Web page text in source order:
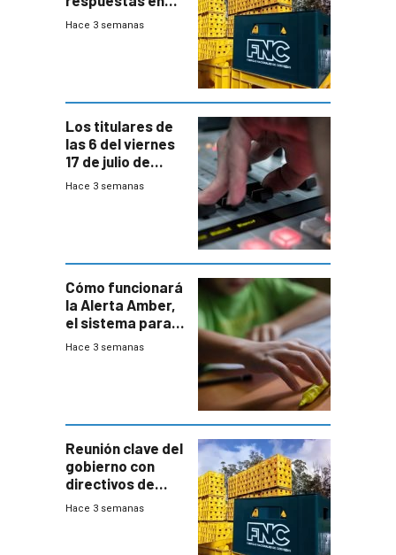
medio de
Hace 3 semanas
Los titulares de
las 6 del viernes
17 de julio de
2026
Hace 3 semanas
Cómo funcionará
la Alerta Amber,
el sistema para
la búsqueda
Hace 3 semanas
Reunión clave del
gobierno con
directivos de
Fábricas
Hace 3 semanas